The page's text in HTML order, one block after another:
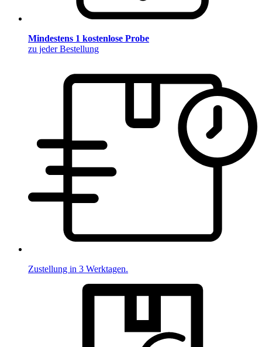
Mindestens 1 kostenlose Probe
zu jeder Bestellung
Zustellung in 3 Werktagen.